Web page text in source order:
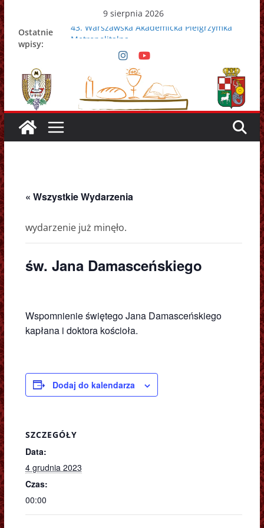
Przejdź
do
treści
9 sierpnia 2026
Ostatnie
wpisy:
43. Warszawska Akademicka Pielgrzymka
Metropolitalna
Nowy Papież – Leon XIV
Zmarł papież Franciszek
Adrian Galbas nowym metropolitą
warszawskim
Zmarł ks. prałat Kazimierz Apel
« Wszystkie Wydarzenia
wydarzenie już minęło.
św. Jana Damasceńskiego
Wspomnienie świętego Jana Damasceńskiego
kapłana i doktora kościoła.
Dodaj do kalendarza
SZCZEGÓŁY
Data:
4 grudnia 2023
Czas:
00:00